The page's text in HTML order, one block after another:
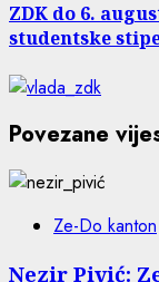
ZDK do 6.
studentske
Povezane
Ze-Do kanton
Nezir Pivić: